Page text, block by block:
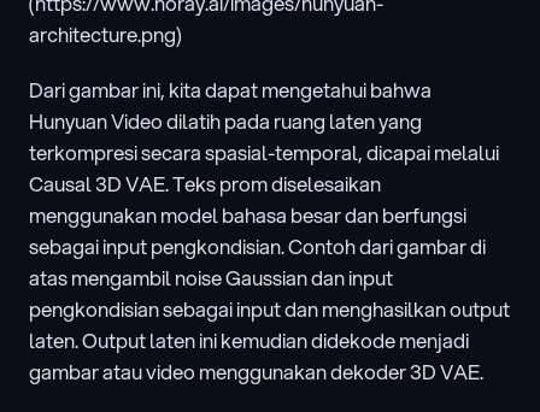
architecture.png)
Dari gambar ini, kita dapat mengetahui bahwa
Hunyuan Video dilatih pada ruang laten yang
terkompresi secara spasial-temporal, dicapai melalui
Causal 3D VAE. Teks prom diselesaikan
menggunakan model bahasa besar dan berfungsi
sebagai input pengkondisian. Contoh dari gambar di
atas mengambil noise Gaussian dan input
pengkondisian sebagai input dan menghasilkan output
laten. Output laten ini kemudian didekode menjadi
gambar atau video menggunakan dekoder 3D VAE.